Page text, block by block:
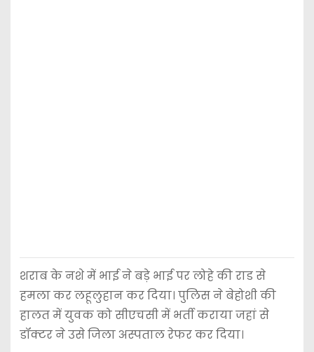
शराब के नशे में भाई ने बड़े भाई पर लोहे की राड से
हमला कर लहूलुहान कर दिया। पुलिस ने बेहोशी की
हालत में युवक को सीएचसी में भर्ती कराया जहां से
डॉक्टर ने उसे जिला अस्पताल रेफर कर दिया।